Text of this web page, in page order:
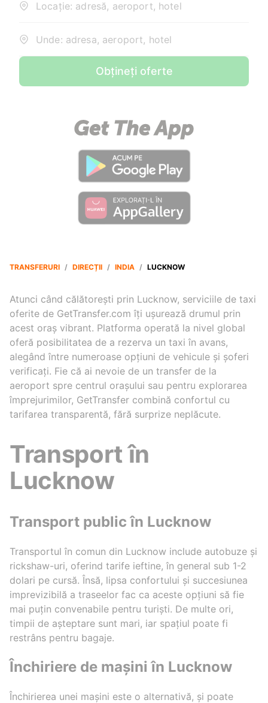
Locație: adresă, aeroport, hotel
Unde: adresa, aeroport, hotel
Obțineți oferte
TRANSFERURI / DIRECȚII / INDIA / LUCKNOW
Atunci când călătorești prin Lucknow, serviciile de taxi
oferite de GetTransfer.com îți ușurează drumul prin
acest oraș vibrant. Platforma operată la nivel global
oferă posibilitatea de a rezerva un taxi în avans,
alegând între numeroase opțiuni de vehicule și șoferi
verificați. Fie că ai nevoie de un transfer de la
aeroport spre centrul orașului sau pentru explorarea
împrejurimilor, GetTransfer combină confortul cu
tarifarea transparentă, fără surprize neplăcute.
Transport în
Lucknow
Transport public în Lucknow
Transportul în comun din Lucknow include autobuze și
rickshaw-uri, oferind tarife ieftine, în general sub 1-2
dolari pe cursă. Însă, lipsa confortului și succesiunea
imprevizibilă a traseelor fac ca aceste opțiuni să fie
mai puțin convenabile pentru turiști. De multe ori,
timpii de așteptare sunt mari, iar spațiul poate fi
restrâns pentru bagaje.
Închiriere de mașini în Lucknow
Închirierea unei mașini este o alternativă, și poate